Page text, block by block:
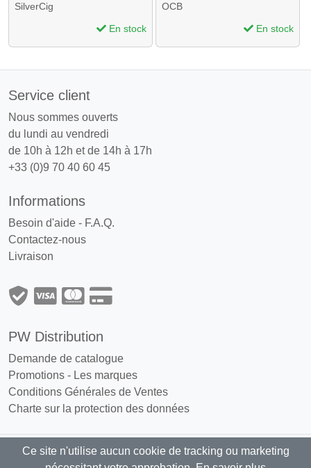
SilverCig
En stock
OCB
En stock
Service client
Nous sommes ouverts
du lundi au vendredi
de 10h à 12h et de 14h à 17h
+33 (0)9 70 40 60 45
Informations
Besoin d'aide - F.A.Q.
Contactez-nous
Livraison
PW Distribution
Demande de catalogue
Promotions - Les marques
Conditions Générales de Ventes
Charte sur la protection des données
PW Distribution : Grossiste, distributeur
Ce site n'utilise aucun cookie de tracking ou marketing